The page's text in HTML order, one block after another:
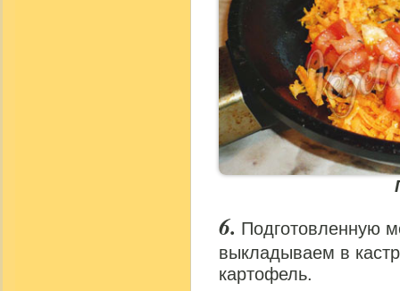
Подготовленную
выкладываем в
картофель.